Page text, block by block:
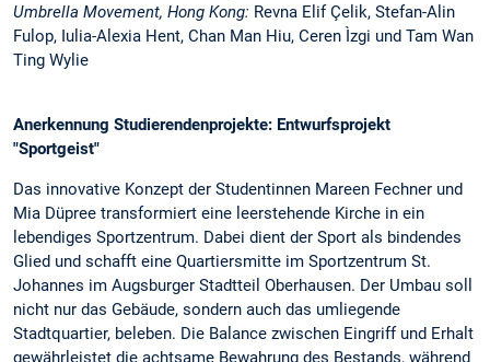
Umbrella Movement, Hong Kong: Revna Elif Çelik, Stefan-Alin
Fulop, Iulia-Alexia Hent, Chan Man Hiu, Ceren Ìzgi und Tam Wan
Ting Wylie
Anerkennung Studierendenprojekte: Entwurfsprojekt
"Sportgeist"
Das innovative Konzept der Studentinnen Mareen Fechner und
Mia Düpree transformiert eine leerstehende Kirche in ein
lebendiges Sportzentrum. Dabei dient der Sport als bindendes
Glied und schafft eine Quartiersmitte im Sportzentrum St.
Johannes im Augsburger Stadtteil Oberhausen. Der Umbau soll
nicht nur das Gebäude, sondern auch das umliegende
Stadtquartier, beleben. Die Balance zwischen Eingriff und Erhalt